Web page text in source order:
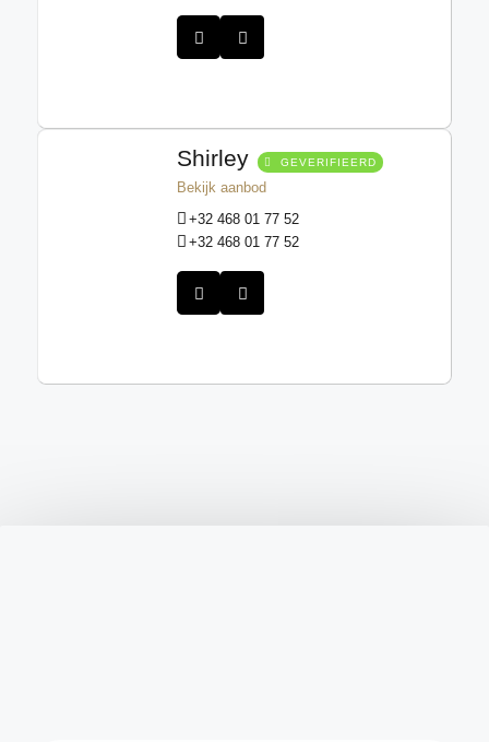
Shirley GEVERIFIEERD
Bekijk aanbod
+32 468 01 77 52
+32 468 01 77 52